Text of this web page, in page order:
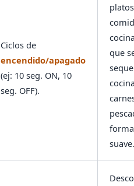
Ciclos de
encendido/apagado
(ej: 10 seg. ON, 10
seg. OFF).
que